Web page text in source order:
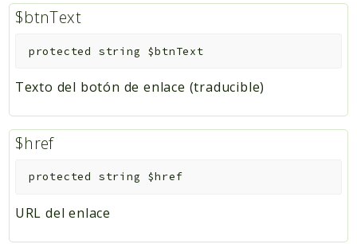
$btnText
protected string $btnText
Texto del botón de enlace (traducible)
$href
protected string $href
URL del enlace